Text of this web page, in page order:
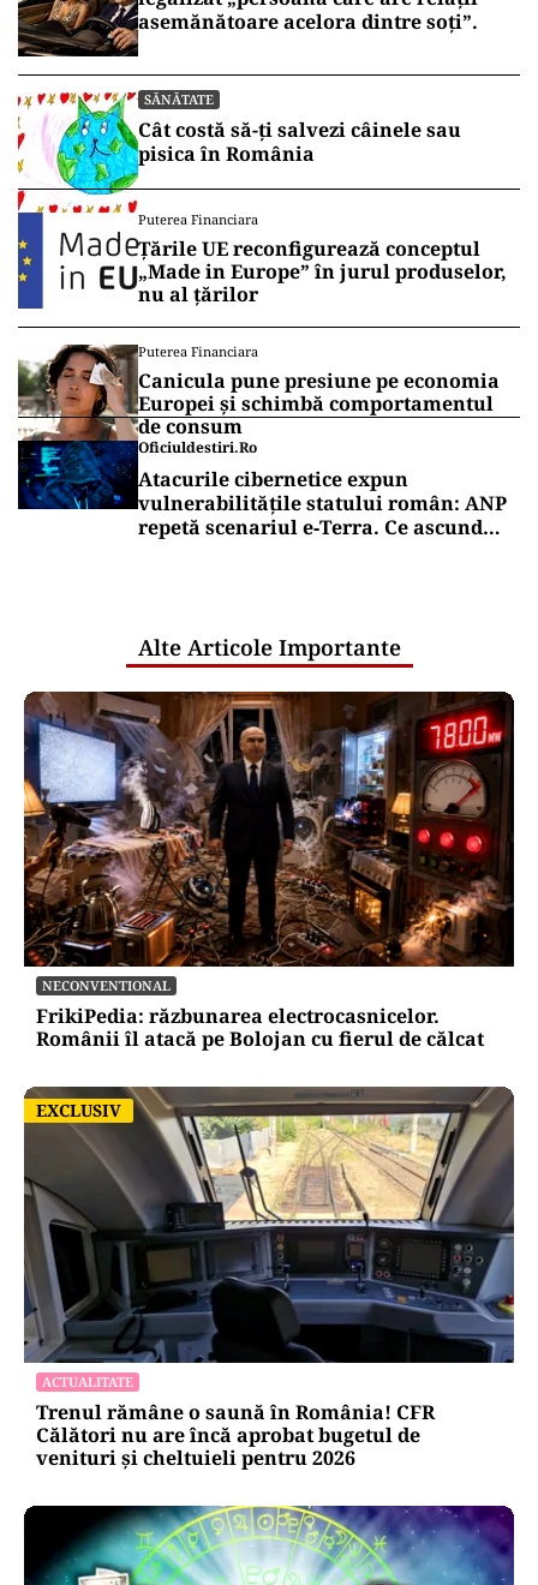
asemănătoare acelora dintre soți”.
SĂNĂTATE
Cât costă să-ți salvezi câinele sau
pisica în România
Puterea Financiara
Țările UE reconfigurează conceptul
„Made in Europe” în jurul produselor,
nu al țărilor
Puterea Financiara
Canicula pune presiune pe economia
Europei și schimbă comportamentul
de consum
Oficiuldestiri.ro
Atacurile cibernetice expun
vulnerabilitățile statului român: ANP
repetă scenariul e‑Terra. Ce ascund
Alte Articole Importante
NECONVENTIONAL
FrikiPedia: răzbunarea electrocasnicelor.
Românii îl atacă pe Bolojan cu fierul de călcat
EXCLUSIV
EXCLUSIV
ACTUALITATE
Trenul rămâne o saună în România! CFR
Călători nu are încă aprobat bugetul de
venituri și cheltuieli pentru 2026